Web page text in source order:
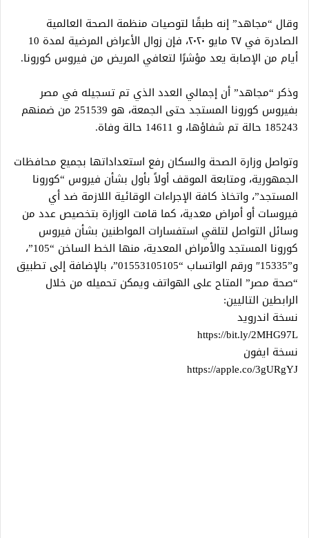
وقال “مجاهد” إنه طبقًا لتوصيات منظمة الصحة العالمية
الصادرة في ٢٧ مايو ٢٠٢٠، فإن زوال الأعراض المرضية لمدة 10
أيام من الإصابة يعد مؤشرًا لتعافي المريض من فيروس كورونا.
وذكر “مجاهد” أن إجمالي العدد الذي تم تسجيله في مصر
بفيروس كورونا المستجد حتى الجمعة، هو 251539 من ضمنهم
185243 حالة تم شفاؤها، و 14611 حالة وفاة.
وتواصل وزارة الصحة والسكان رفع استعداداتها بجميع محافظات
الجمهورية، ومتابعة الموقف أولاً بأول بشأن فيروس “كورونا
المستجد”، واتخاذ كافة الإجراءات الوقائية اللازمة ضد أي
فيروسات أو أمراض معدية، كما قامت الوزارة بتخصيص عدد من
وسائل التواصل لتلقي استفسارات المواطنين بشأن فيروس
كورونا المستجد والأمراض المعدية، منها الخط الساخن “105”،
و”15335″ ورقم الواتساب “01553105105”، بالإضافة إلى تطبيق
“صحة مصر” المتاح على الهواتف ويمكن تحميله من خلال
الرابطين التاليين:
نسخة اندرويد
https://bit.ly/2MHG97L
نسخة ايفون
https://apple.co/3gURgYJ